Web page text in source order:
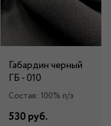
Габардин черный
ГБ - 010
Состав: 100% п/э
530 руб.